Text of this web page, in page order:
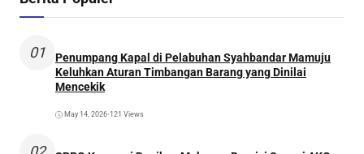
01
Penumpang Kapal di Pelabuhan Syahbandar Mamuju
Keluhkan Aturan Timbangan Barang yang Dinilai
Mencekik
May 14, 2026•121 Views